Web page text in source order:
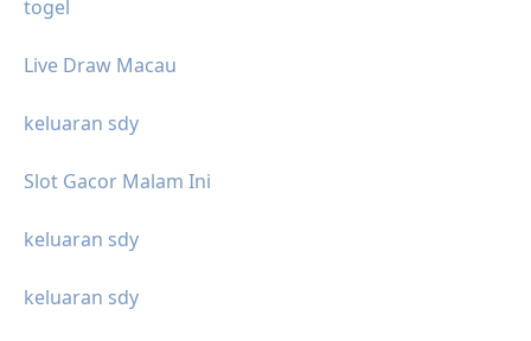
togel
Live Draw Macau
keluaran sdy
Slot Gacor Malam Ini
keluaran sdy
keluaran sdy